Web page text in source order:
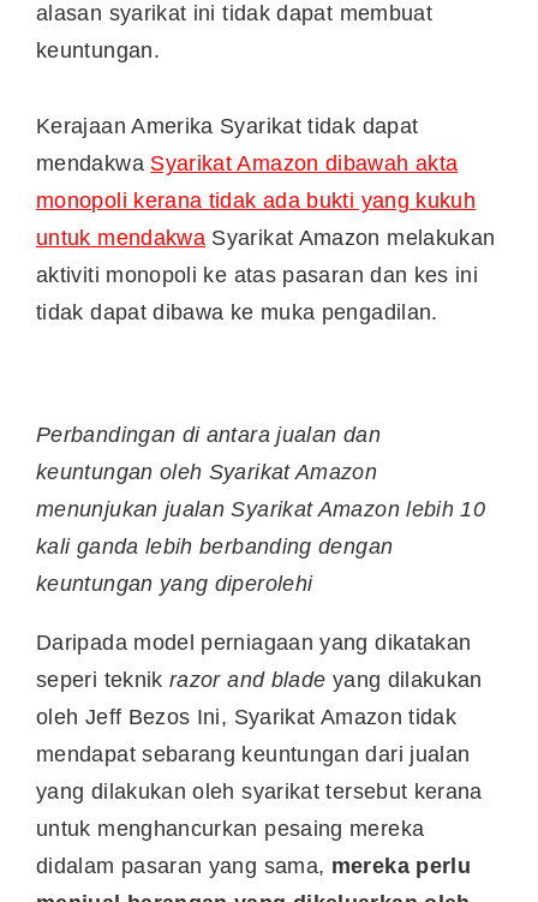
alasan syarikat ini tidak dapat membuat
keuntungan.
Kerajaan Amerika Syarikat tidak dapat
mendakwa Syarikat Amazon dibawah akta
monopoli kerana tidak ada bukti yang kukuh
untuk mendakwa Syarikat Amazon melakukan
aktiviti monopoli ke atas pasaran dan kes ini
tidak dapat dibawa ke muka pengadilan.
Perbandingan di antara jualan dan
keuntungan oleh Syarikat Amazon
menunjukan jualan Syarikat Amazon lebih 10
kali ganda lebih berbanding dengan
keuntungan yang diperolehi
Daripada model perniagaan yang dikatakan
seperi teknikrazor and blade yang dilakukan
oleh Jeff Bezos Ini, Syarikat Amazon tidak
mendapat sebarang keuntungan dari jualan
yang dilakukan oleh syarikat tersebut kerana
untuk menghancurkan pesaing mereka
didalam pasaran yang sama, mereka perlu